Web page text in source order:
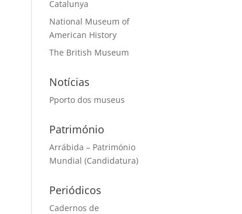
Catalunya
National Museum of
American History
The British Museum
Notícias
Pporto dos museus
Património
Arrábida – Património
Mundial (Candidatura)
Periódicos
Cadernos de